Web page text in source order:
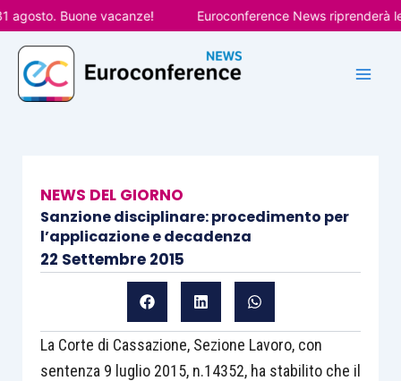
Vai
al
contenuto
Buone vacanze! Euroconference News riprenderà le
NEWS DEL GIORNO
Sanzione disciplinare: procedimento per
l’applicazione e decadenza
22 Settembre 2015
La Corte di Cassazione, Sezione Lavoro, con
sentenza 9 luglio 2015, n.14352, ha stabilito che il